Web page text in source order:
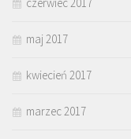
maj 2017
kwiecień 2017
marzec 2017